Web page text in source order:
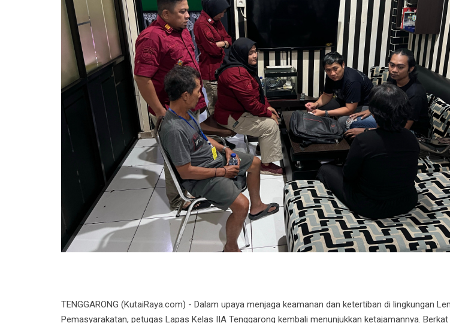
TENGGARONG (KutaiRaya.com) - Dalam upaya menjaga keamanan dan ketertiban di lingkungan
Pemasyarakatan, petugas Lapas Kelas IIA Tenggarong kembali menunjukkan ketajamannya.